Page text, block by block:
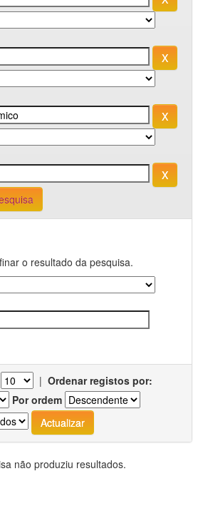
o resultado da pesquisa.
| Ordenar registos por:
Por ordem
não produziu resultados.